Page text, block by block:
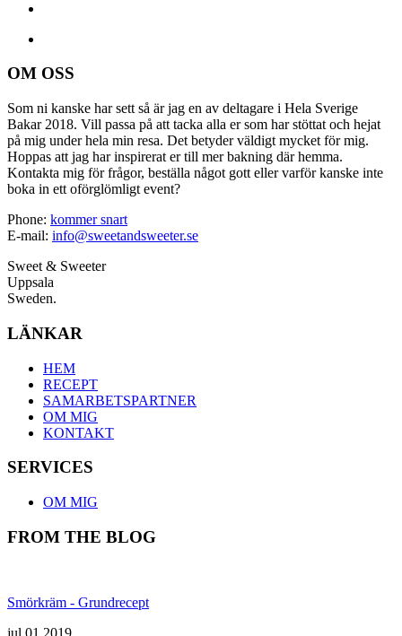
OM OSS
Som ni kanske har sett så är jag en av deltagare i Hela Sverige
Bakar 2018. Vill passa på att tacka alla er som har stöttat och hejat
på mig under hela min resa. Det betyder väldigt mycket för mig.
Hoppas att jag har inspirerat er till mer bakning där hemma.
Kontakta mig för frågor, beställa något gott eller varför kanske inte
boka in ett oförglömligt event?
Phone: kommer snart
E-mail: info@sweetandsweeter.se
Sweet & Sweeter
Uppsala
Sweden.
LÄNKAR
HEM
RECEPT
SAMARBETSPARTNER
OM MIG
KONTAKT
SERVICES
OM MIG
FROM THE BLOG
Smörkräm - Grundrecept
jul 01,2019